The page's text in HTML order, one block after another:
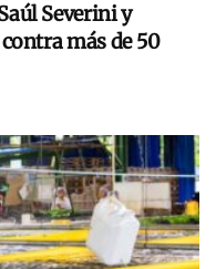
Severini y
más de 50